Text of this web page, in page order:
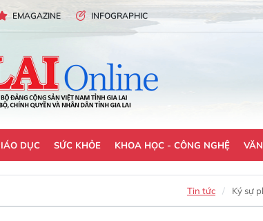
EMAGAZINE INFOGRAPHIC
DỤC SỨC KHỎE KHOA HỌC - CÔNG NGHỆ
Tin tức Ký sự